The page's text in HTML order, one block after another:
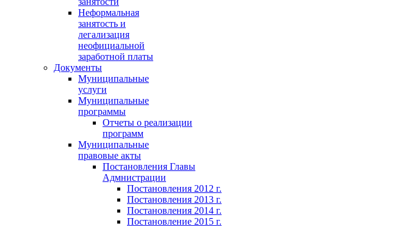
Неформальная
занятость и
легализация
неофициальной
заработной платы
Документы
Муниципальные
услуги
Муниципальные
программы
Отчеты о реализации
программ
Муниципальные
правовые акты
Постановления Главы
Адмнистрации
Постановления 2012 г.
Постановления 2013 г.
Постановления 2014 г.
Постановление 2015 г.